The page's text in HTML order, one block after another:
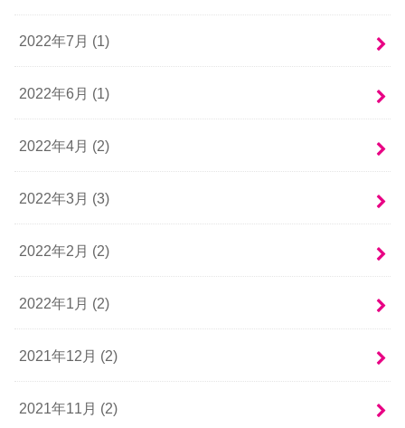
2022年7月 (1)
2022年6月 (1)
2022年4月 (2)
2022年3月 (3)
2022年2月 (2)
2022年1月 (2)
2021年12月 (2)
2021年11月 (2)